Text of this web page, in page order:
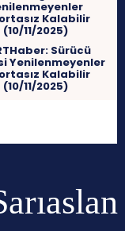
Sürücü
Yenilenmeyenler
Kalabilir
(10/11/2025)